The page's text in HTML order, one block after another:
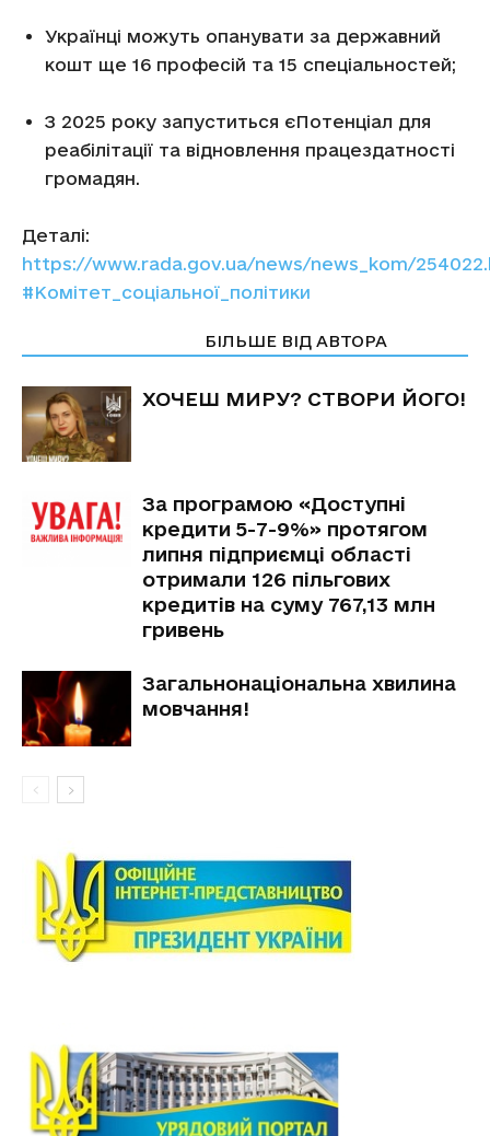
Українці можуть опанувати за державний
кошт ще 16 професій та 15 спеціальностей;
З 2025 року запуститься єПотенціал для
реабілітації та відновлення працездатності
громадян.
Деталі:
https://www.rada.gov.ua/news/news_kom/
#Комітет_соціальної_політики
БІЛЬШЕ ВІД АВТОРА
ХОЧЕШ МИРУ? СТВОРИ ЙОГО!
За програмою «Доступні
кредити 5-7-9%» протягом
липня підприємці області
отримали 126 пільгових
кредитів на суму 767,13 млн
гривень
Загальнонаціональна хвилина
мовчання!